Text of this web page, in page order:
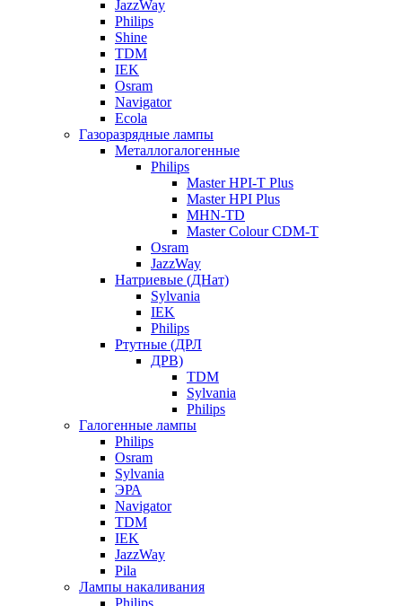
JazzWay
Philips
Shine
TDM
IEK
Osram
Navigator
Ecola
Газоразрядные лампы
Металлогалогенные
Philips
Master HPI-T Plus
Master HPI Plus
MHN-TD
Master Colour CDM-T
Osram
JazzWay
Натриевые (ДНат)
Sylvania
IEK
Philips
Ртутные (ДРЛ
ДРВ)
TDM
Sylvania
Philips
Галогенные лампы
Philips
Osram
Sylvania
ЭРА
Navigator
TDM
IEK
JazzWay
Pila
Лампы накаливания
Philips